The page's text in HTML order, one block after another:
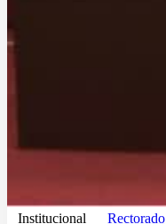
Institucional Rectorado